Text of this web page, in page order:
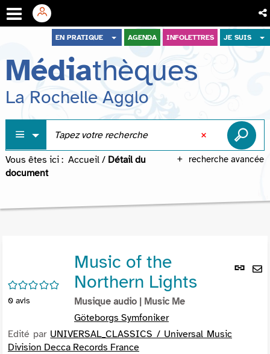
menu
contenu
recherche
EN PRATIQUE AGENDA INFOLETTRES JE SUIS
Médiathèques
La Rochelle Agglo
recherche avancée
Vous êtes ici : Accueil / Détail du
document
Lien
/5
0 avis
Music of the
Northern Lights
Musique audio | Music Me
Göteborgs Symfoniker
Edité par UNIVERSAL_CLASSICS / Universal Music
Division Decca Records France